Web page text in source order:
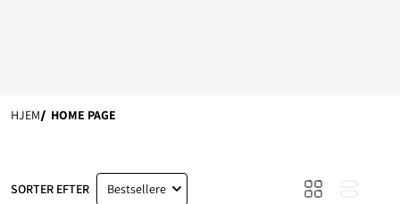
HJEM HOME PAGE
SORTER EFTER Bestsellere